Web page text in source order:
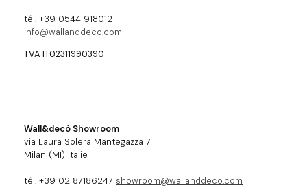
tél. +39 0544 918012
info@wallanddeco.com
TVA IT02311990390
Wall&decò Showroom
via Laura Solera Mantegazza 7
Milan (MI) Italie
tél. +39 02 87186247 showroom@wallanddeco.com